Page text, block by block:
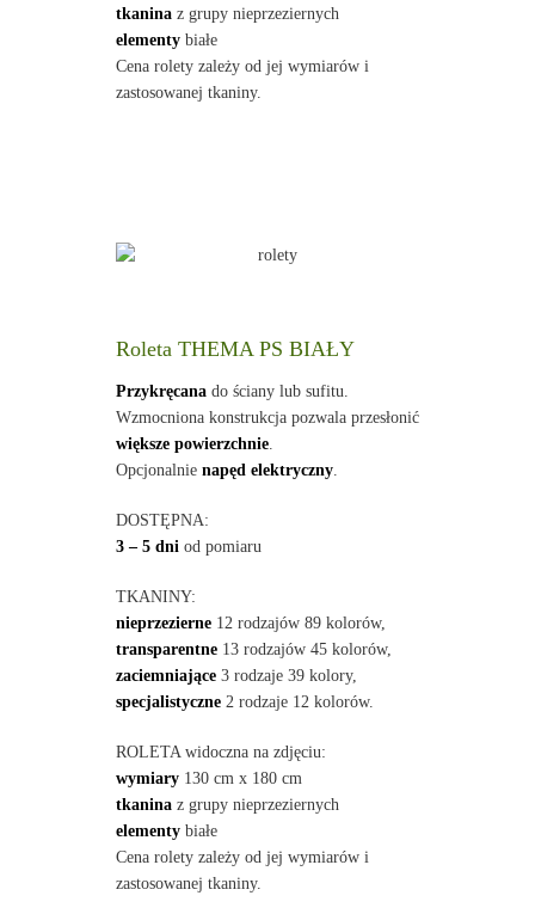
tkaninaz grupy nieprzeziernych
elementybiałe
Cena rolety zależy od jej wymiarów i
zastosowanej tkaniny.
Roleta THEMA PS BIAŁY
Przykręcanado ściany lub sufitu.
Wzmocniona konstrukcja pozwala przesłonić
większe powierzchnie.
Opcjonalnie napęd elektryczny.
DOSTĘPNA:
3 – 5 dni od pomiaru
TKANINY:
nieprzezierne12 rodzajów 89 kolorów,
transparentne13 rodzajów 45 kolorów,
zaciemniające3 rodzaje 39 kolory,
specjalistyczne2 rodzaje 12 kolorów.
ROLETA widoczna na zdjęciu:
wymiary130 cm x 180 cm
tkaninaz grupy nieprzeziernych
elementybiałe
Cena rolety zależy od jej wymiarów i
zastosowanej tkaniny.